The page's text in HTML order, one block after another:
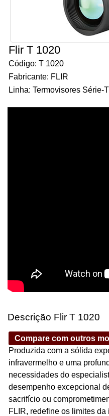
Flir T 1020
Código: T 1020
Fabricante: FLIR
Linha: Termovisores Série-
Descrição Flir T 1020
Compare com outros
Produzida com a sólida
infravermelho e uma
necessidades do
desempenho excepcional
sacrifício ou
FLIR, redefine os limites